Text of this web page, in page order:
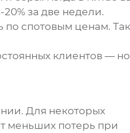
за две недели.
по спотовым ценам.
клиентов —
Для некоторых
меньших потерь при